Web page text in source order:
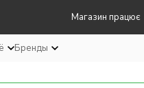
Магазин працює
Бренды